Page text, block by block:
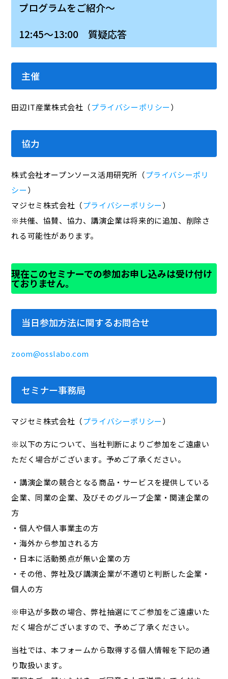
プログラムをご紹介～
12:45～13:00 質疑応答
主催
田辺IT産業株式会社（プライバシーポリシー）
協力
株式会社オープンソース活用研究所（プライバシーポリ
シー）
マジセミ株式会社（プライバシーポリシー）
※共催、協賛、協力、講演企業は将来的に追加、削除さ
れる可能性があります。
現在このセミナーでの参加お申し込みは受け付け
ておりません。
当日参加方法に関するお問合せ
zoom@osslabo.com
セミナー事務局
マジセミ株式会社（プライバシーポリシー）
※以下の方について、当社判断によりご参加をご遠慮い
ただく場合がございます。予めご了承ください。
・講演企業の競合となる商品・サービスを提供している
企業、同業の企業、及びそのグループ企業・関連企業の
方
・個人や個人事業主の方
・海外から参加される方
・日本に活動拠点が無い企業の方
・その他、弊社及び講演企業が不適切と判断した企業・
個人の方
※申込が多数の場合、弊社抽選にてご参加をご遠慮いた
だく場合がございますので、予めご了承ください。
当社では、本フォームから取得する個人情報を下記の通
り取扱います。